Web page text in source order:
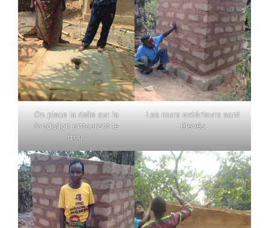
On place la dalle sur la
fondation entourant le
trou.
Les murs extérieurs sont
élevés